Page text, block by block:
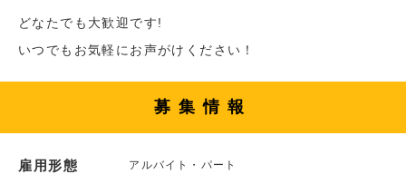
どなたでも大歓迎です!
いつでもお気軽にお声がけください！
募集情報
雇用形態 アルバイト・パート